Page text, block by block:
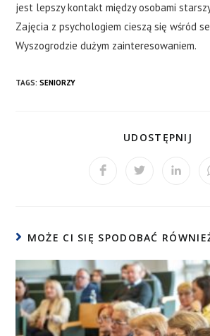
jest lepszy kontakt między osobami
Zajęcia z psychologiem cieszą się wśród
Wyszogrodzie dużym zainteresowaniem.
TAGS:SENIORZY
UDOSTĘPNIJ
MOŻE CI SIĘ SPODOBAĆ